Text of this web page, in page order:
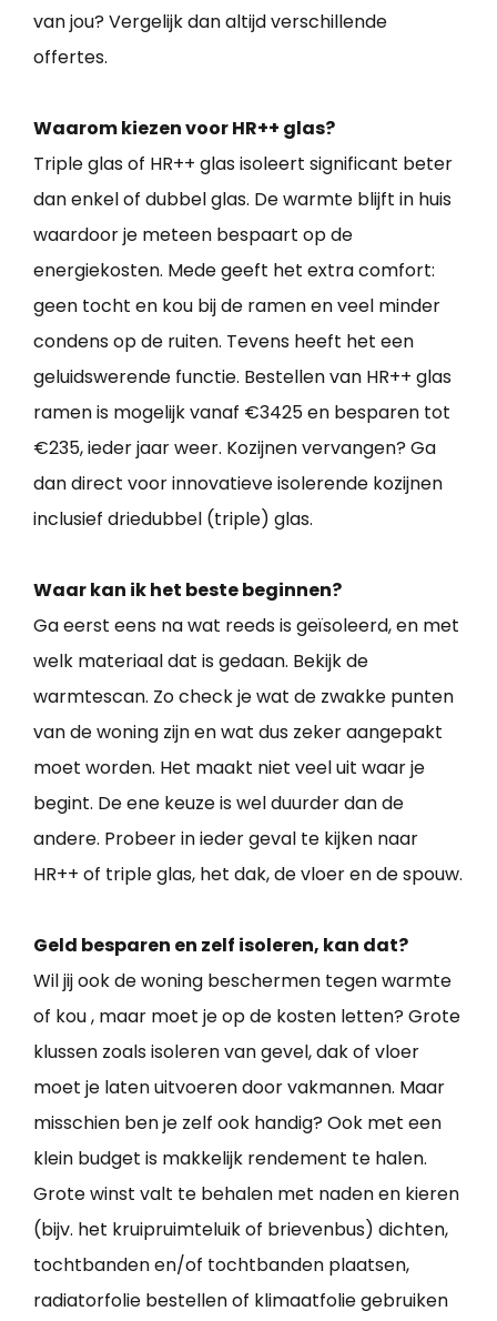
van jou? Vergelijk dan altijd verschillende
offertes.
Waarom kiezen voor HR++ glas?
Triple glas of HR++ glas isoleert significant beter
dan enkel of dubbel glas. De warmte blijft in huis
waardoor je meteen bespaart op de
energiekosten. Mede geeft het extra comfort:
geen tocht en kou bij de ramen en veel minder
condens op de ruiten. Tevens heeft het een
geluidswerende functie. Bestellen van HR++ glas
ramen is mogelijk vanaf €3425 en besparen tot
€235, ieder jaar weer. Kozijnen vervangen? Ga
dan direct voor innovatieve isolerende kozijnen
inclusief driedubbel (triple) glas.
Waar kan ik het beste beginnen?
Ga eerst eens na wat reeds is geïsoleerd, en met
welk materiaal dat is gedaan. Bekijk de
warmtescan. Zo check je wat de zwakke punten
van de woning zijn en wat dus zeker aangepakt
moet worden. Het maakt niet veel uit waar je
begint. De ene keuze is wel duurder dan de
andere. Probeer in ieder geval te kijken naar
HR++ of triple glas, het dak, de vloer en de spouw.
Geld besparen en zelf isoleren, kan dat?
Wil jij ook de woning beschermen tegen warmte
of kou , maar moet je op de kosten letten? Grote
klussen zoals isoleren van gevel, dak of vloer
moet je laten uitvoeren door vakmannen. Maar
misschien ben je zelf ook handig? Ook met een
klein budget is makkelijk rendement te halen.
Grote winst valt te behalen met naden en kieren
(bijv. het kruipruimteluik of brievenbus) dichten,
tochtbanden en/of tochtbanden plaatsen,
radiatorfolie bestellen of klimaatfolie gebruiken